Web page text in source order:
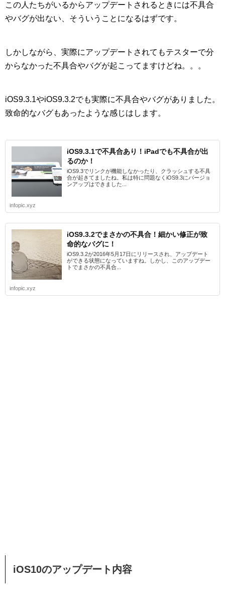
この人たちがいるからアップデートされるときには不具合
やバグが出ない、そういうことになるはずです。
しかしながら、実際にアップデートされてもテスターで分
からなかった不具合やバグが起こってますけどね。。。
iOS9.3.1やiOS9.3.2でも実際に不具合やバグがありました。
致命的なバグもあったような感じはします。
iOS9.3.1で不具合あり！iPadでも不具合が出
るのか！
iOS9.3でリンクが機能しなかったり、クラッシュする不具
合が起きてましたね。私は特に問題なくiOS9.3にバージョ
ンアップはできました...
infopic.xyz
iOS9.3.2でまさかの不具合！細かい修正が致
命的なバグに！
iOS9.3.2が2016年5月17日にリリースされ、アップデート
ができる状態になっていますね。しかし、このアップデー
トでまさかの不具合...
infopic.xyz
iOS10のアップデート内容